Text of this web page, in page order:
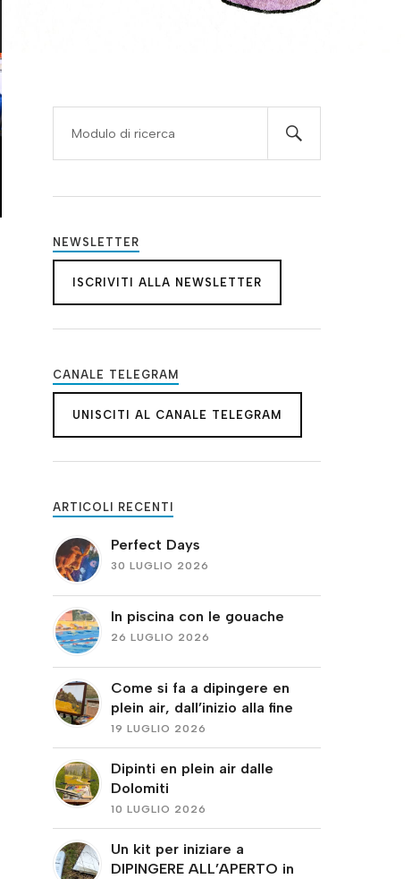
NEWSLETTER
ISCRIVITI ALLA NEWSLETTER
CANALE TELEGRAM
UNISCITI AL CANALE TELEGRAM
ARTICOLI RECENTI
Perfect Days
30 LUGLIO 2026
In piscina con le gouache
26 LUGLIO 2026
Come si fa a dipingere en
plein air, dall’inizio alla fine
19 LUGLIO 2026
Dipinti en plein air dalle
Dolomiti
10 LUGLIO 2026
Un kit per iniziare a
DIPINGERE ALL’APERTO in